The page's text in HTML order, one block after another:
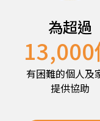
為超過
13,000
有困難的個人及
提供協助